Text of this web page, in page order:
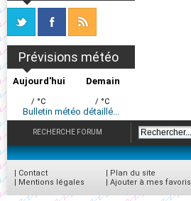
Prévisions météo
Aujourd'hui
/ °C
Demain
/ °C
Bulletin météo détaillé...
RECHERCHE FORUM
| Contact
| Mentions légales
| Plan du site
| Ajouter à mes favoris